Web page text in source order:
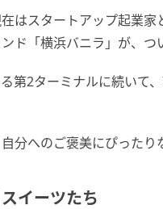
はスタートアップ起業
ド「横浜バニラ」が、
第2ターミナルに続いて
分へのご褒美にぴったり
イーツたち